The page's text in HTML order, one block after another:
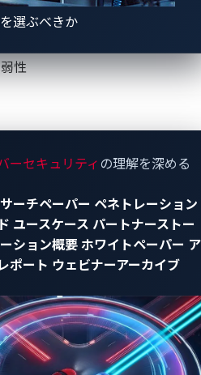
選ぶべきか
性
ーセキュリティ の理解を深める
ーチペーパー ペネトレーション
ユースケース パートナーストー
ション概要 ホワイトペーパー ア
ポート ウェビナーアーカイブ
ージを送り込み、認証なし
ることが可能となりまし
れます（図1参照）：
不正なコードを配布する
ポイントに接続し、バックド
りファームウェアを変更する
メント（IVI）システムの制御
を送信する